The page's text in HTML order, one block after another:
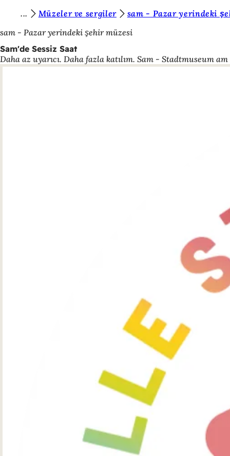
İçeriğe atla
u
r
a
Müzeler ve sergiler
sam - Pazar yerindeki
sam - Pazar yerindeki şehir müzesi
Sam'de Sessiz Saat
Daha az uyarıcı. Daha fazla katılım. Sam - Stadtmuseum